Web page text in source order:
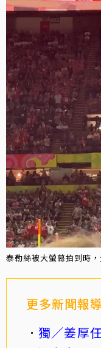
泰勒絲被大螢幕拍到時
更多新聞報
獨／姜厚